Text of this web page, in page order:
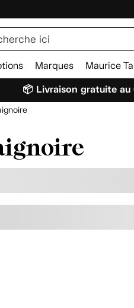
Marques Maurice
📦 Livraison gratuite au